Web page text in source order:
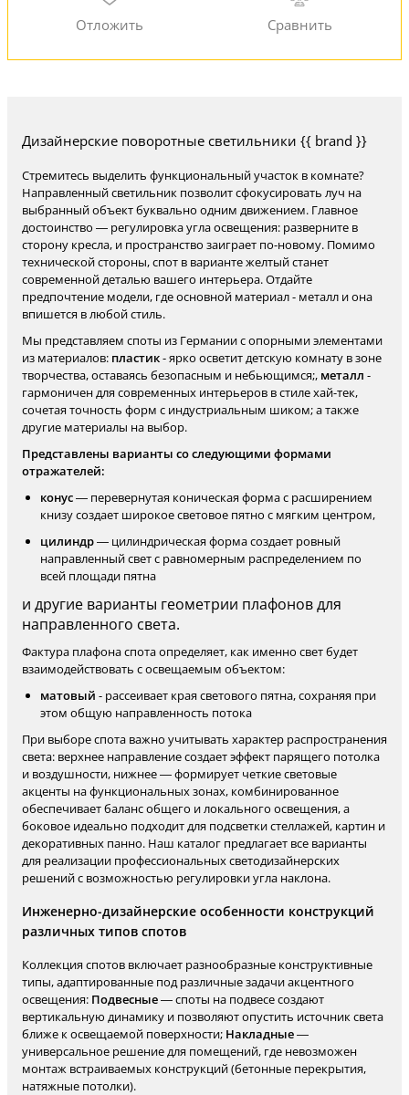
Дизайнерские поворотные светильники {{ brand }}
Стремитесь выделить функциональный участок в комнате?
Направленный светильник позволит сфокусировать луч на
выбранный объект буквально одним движением. Главное
достоинство — регулировка угла освещения: разверните в
сторону кресла, и пространство заиграет по-новому. Помимо
технической стороны, спот в варианте желтый станет
современной деталью вашего интерьера. Отдайте
предпочтение модели, где основной материал - металл и она
впишется в любой стиль.
Мы представляем споты из Германии с опорными элементами
из материалов: пластик- ярко осветит детскую комнату в зоне
творчества, оставаясь безопасным и небьющимся;, металл -
гармоничен для современных интерьеров в стиле хай-тек,
сочетая точность форм с индустриальным шиком; а также
другие материалы на выбор.
Представлены варианты со следующими формами
отражателей:
конус— перевернутая коническая форма с расширением
книзу создает широкое световое пятно с мягким центром,
цилиндр— цилиндрическая форма создает ровный
направленный свет с равномерным распределением по
всей площади пятна
и другие варианты геометрии плафонов для
направленного света.
Фактура плафона спота определяет, как именно свет будет
взаимодействовать с освещаемым объектом:
матовый - рассеивает края светового пятна, сохраняя при
этом общую направленность потока
При выборе спота важно учитывать характер распространения
света: верхнее направление создает эффект парящего потолка
и воздушности, нижнее — формирует четкие световые
акценты на функциональных зонах, комбинированное
обеспечивает баланс общего и локального освещения, а
боковое идеально подходит для подсветки стеллажей, картин и
декоративных панно. Наш каталог предлагает все варианты
для реализации профессиональных светодизайнерских
решений с возможностью регулировки угла наклона.
Инженерно-дизайнерские особенности конструкций
различных типов спотов
Коллекция спотов включает разнообразные конструктивные
типы, адаптированные под различные задачи акцентного
освещения: Подвесные— споты на подвесе создают
вертикальную динамику и позволяют опустить источник света
ближе к освещаемой поверхности; Накладные—
универсальное решение для помещений, где невозможен
монтаж встраиваемых конструкций (бетонные перекрытия,
натяжные потолки).